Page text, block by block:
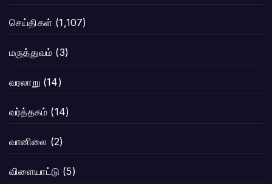
செய்திகள் (1,107)
மருத்துவம் (3)
வரலாறு (14)
வர்த்தகம் (14)
வானிலை (2)
விளையாட்டு (5)